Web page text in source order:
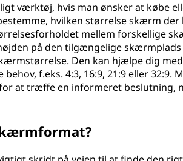
værktøj, hvis man ønsker at købe
hvilken størrelse skærm der
mellem forskellige
på den tilgængelige
Den kan hjælpe dig
f.eks. 4:3, 16:9, 21:9 eller 32:9.
at træffe en informeret beslutning,